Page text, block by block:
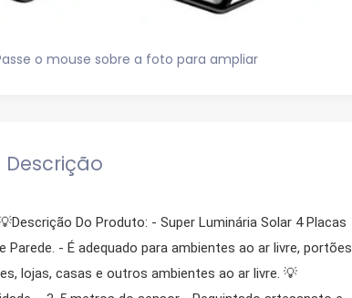
o mouse sobre a foto para ampliar
Descrição
Do Produto: - Super Luminária Solar 4 Placas
Parede. - É adequado para ambientes ao ar livre, portões
lojas, casas e outros ambientes ao ar livre. 💡